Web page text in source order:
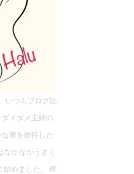
いつもブログ読
メダメ主婦の
家を維持した
かなかうまく
始めました。 画